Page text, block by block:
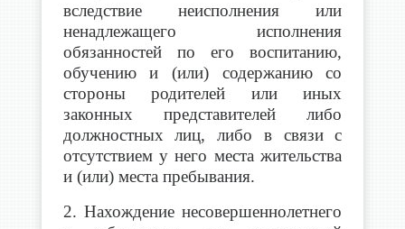
вследствие неисполнения или
ненадлежащего исполнения
обязанностей по его воспитанию,
обучению и (или) содержанию со
стороны родителей или иных
законных представителей либо
должностных лиц, либо в связи с
отсутствием у него места жительства
и (или) места пребывания.
2. Нахождение несовершеннолетнего